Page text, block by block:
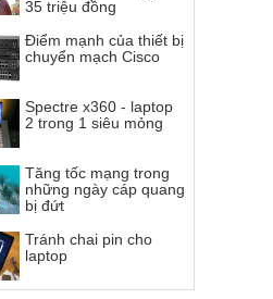
35 triệu đồng
Điểm mạnh của thiết bị
chuyển mạch Cisco
Spectre x360 - laptop
2 trong 1 siêu mỏng
Tăng tốc mạng trong
những ngày cáp quang
bị đứt
Tránh chai pin cho
laptop